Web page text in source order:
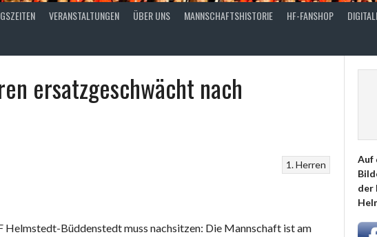
VERANSTALTUNGEN ÜBER UNS MANNSCHAFTSHISTORIE HF-FANSHOP
ersatzgeschwächt nach
1. Herren
Büddenstedt muss nachsitzen: Die Mannschaft ist am
Auf
der